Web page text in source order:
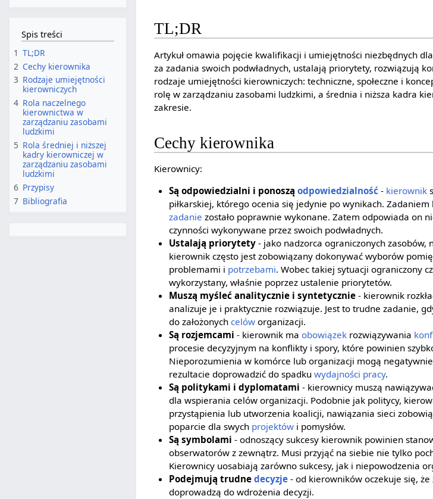
TL;DR
Artykuł omawia pojęcie kwalifikacji i umiejętności niezbędnych
za zadania swoich podwładnych, ustalają priorytety, rozwiązują
rodzaje umiejętności kierowniczych: techniczne, społeczne i
rolę w zarządzaniu zasobami ludzkimi, a średnia i niższa kadra
zakresie.
Cechy kierownika
Kierownicy:
Są odpowiedzialni i ponoszą odpowiedzialność- kierownik
piłkarskiej, którego ocenia się jedynie po wynikach.
zadanie zostało poprawnie wykonane. Zatem odpowiada on
czynności wykonywane przez swoich podwładnych.
Ustalają priorytety- jako nadzorca ograniczonych zasobów,
kierownik często jest zobowiązany dokonywać wyborów
problemami i potrzebami. Wobec takiej sytuacji ograniczony
wykorzystany, właśnie poprzez ustalenie priorytetów.
Muszą myśleć analitycznie i syntetycznie- kierownik
analizuje je i praktycznie rozwiązuje. Jest to trudne zadanie,
do założonych celóworganizacji.
Są rozjemcami - kierownik ma obowiązekrozwiązywania
procesie decyzyjnym na konflikty i spory, które powinien
Nieporozumienia w komórce lub organizacji mogą negatywnie
rezultacie doprowadzić do spadku wydajności pracy.
Są politykami i dyplomatami - kierownicy muszą
dla wspierania celów organizacji. Podobnie jak politycy,
przystąpienia lub utworzenia koalicji, nawiązania sieci
poparcie dla swych projektówi pomysłów.
Są symbolami - odnoszący sukcesy kierownik powinien
obserwatorów z zewnątrz. Musi przyjąć na siebie nie tylko
Kierownicy uosabiają zarówno sukcesy, jak i niepowodzenia
Podejmują trudne decyzje- od kierowników oczekuje się,
doprowadzą do wdrożenia decyzji.
Spis treści
1 TL;DR
2 Cechy kierownika
3 Rodzaje umiejętności
kierowniczych
4 Rola naczelnego
kierownictwa w
zarządzaniu zasobami
ludzkimi
5 Rola średniej i niższej
kadry kierowniczej w
zarządzaniu zasobami
ludzkimi
6 Przypisy
7 Bibliografia